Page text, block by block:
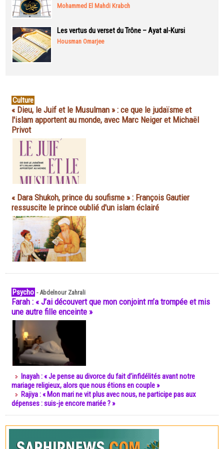
Mohammed El Mahdi Krabch
Les vertus du verset du Trône – Ayat al-Kursi
Housman Omarjee
Culture
« Dieu, le Juif et le Musulman » : ce que le judaïsme et
l'islam apportent au monde, avec Marc Neiger et Michaël
Privot
« Dara Shukoh, prince du soufisme » : François Gautier
ressuscite le prince oublié d'un islam éclairé
Psycho -Abdelnour Zahrali
Farah : « J’ai découvert que mon conjoint m’a trompée et mis
une autre fille enceinte »
Inayah : « Je pense au divorce du fait d’infidélités avant notre
mariage religieux, alors que nous étions en couple »
Rajiya : « Mon mari ne vit plus avec nous, ne participe pas aux
dépenses : suis-je encore mariée ? »